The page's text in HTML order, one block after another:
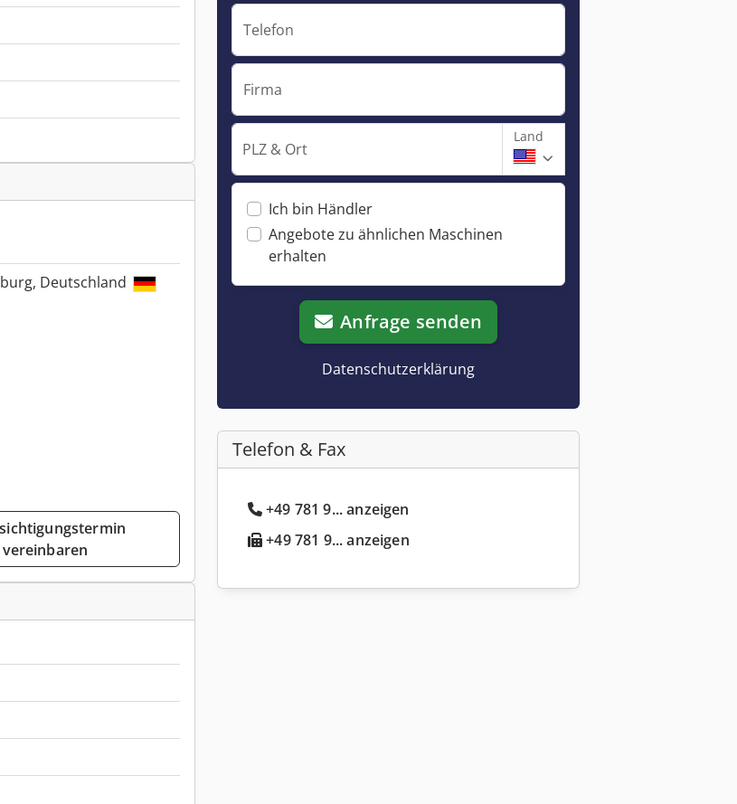
Deutschland
vereinbaren
Telefon
Firma
PLZ & Ort
Land
Ich bin Händler
Angebote zu ähnlichen Maschinen
erhalten
Anfrage senden
Datenschutzerklärung
Telefon & Fax
+49 781 9... anzeigen
+49 781 9... anzeigen